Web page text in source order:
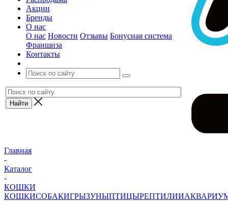
Акции
Бренды
О нас
О нас Новости Отзывы Бонусная система
Франшиза
Контакты
Главная
-
Каталог
-
КОШКИ
КОШКИСОБАКИГРЫЗУНЫПТИЦЫРЕПТИЛИИ